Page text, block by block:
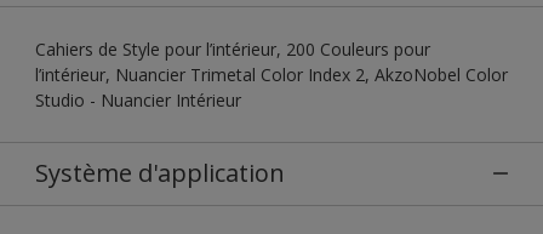
Cahiers de Style pour l’intérieur, 200 Couleurs pour
l’intérieur, Nuancier Trimetal Color Index 2, AkzoNobel Color
Studio - Nuancier Intérieur
Système d'application